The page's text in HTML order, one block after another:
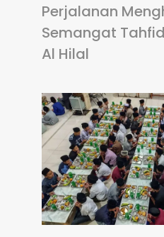
Perjalanan
Semangat
Al Hilal